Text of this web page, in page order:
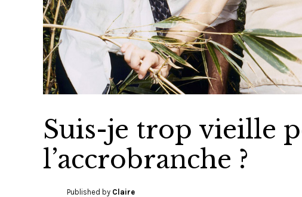
Suis-je trop vieille
l’accrobranche ?
Published by Claire